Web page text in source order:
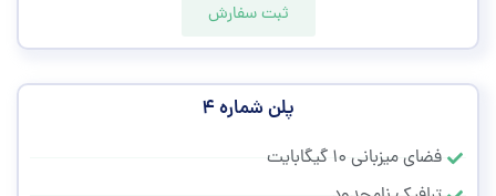
ثبت سفارش
پلن شماره ۴
فضای میزبانی ۱۰ گیگابایت